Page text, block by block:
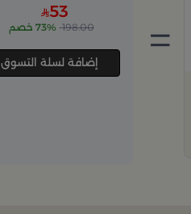
=
53
198.00 73% خصم
إضافة لسلة التسوق